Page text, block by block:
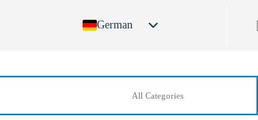
German
Spanish